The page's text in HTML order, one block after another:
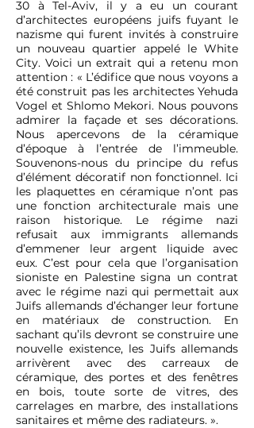
30 à Tel-Aviv, il y a eu un courant
d’architectes européens juifs fuyant le
nazisme qui furent invités à construire
un nouveau quartier appelé le White
City. Voici un extrait qui a retenu mon
attention : « L’édifice que nous voyons a
été construit pas les architectes Yehuda
Vogel et Shlomo Mekori. Nous pouvons
admirer la façade et ses décorations.
Nous apercevons de la céramique
d’époque à l’entrée de l’immeuble.
Souvenons-nous du principe du refus
d’élément décoratif non fonctionnel. Ici
les plaquettes en céramique n’ont pas
une fonction architecturale mais une
raison historique. Le régime nazi
refusait aux immigrants allemands
d’emmener leur argent liquide avec
eux. C’est pour cela que l’organisation
sioniste en Palestine signa un contrat
avec le régime nazi qui permettait aux
Juifs allemands d’échanger leur fortune
en matériaux de construction. En
sachant qu’ils devront se construire une
nouvelle existence, les Juifs allemands
arrivèrent avec des carreaux de
céramique, des portes et des fenêtres
en bois, toute sorte de vitres, des
carrelages en marbre, des installations
sanitaires et même des radiateurs. ».